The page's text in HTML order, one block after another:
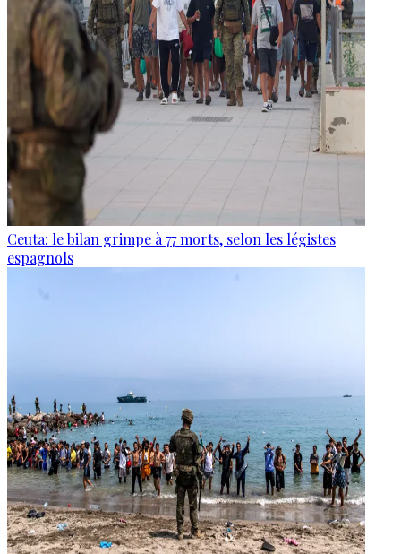
Ceuta: le bilan grimpe à 77 morts, selon les légistes
espagnols